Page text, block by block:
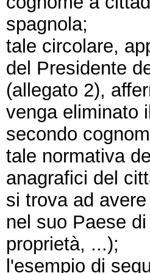
spagnola;
tale circolare,
del Presidente
(allegato 2),
venga eliminato
secondo
tale normativa
anagrafici del
si trova ad
nel suo Paese
proprietà, ...);
l'esempio di